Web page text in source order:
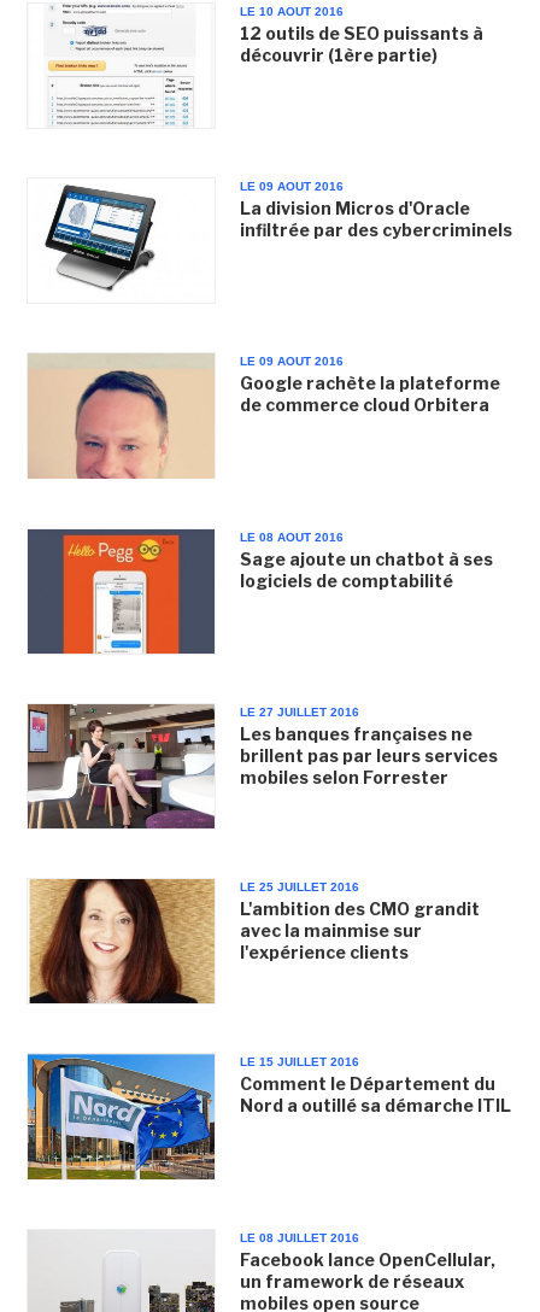
LE 10 AOUT 2016
12 outils de SEO puissants à
découvrir (1ère partie)
LE 09 AOUT 2016
La division Micros d'Oracle
infiltrée par des cybercriminels
LE 09 AOUT 2016
Google rachète la plateforme
de commerce cloud Orbitera
LE 08 AOUT 2016
Sage ajoute un chatbot à ses
logiciels de comptabilité
LE 27 JUILLET 2016
Les banques françaises ne
brillent pas par leurs services
mobiles selon Forrester
LE 25 JUILLET 2016
L'ambition des CMO grandit
avec la mainmise sur
l'expérience clients
LE 15 JUILLET 2016
Comment le Département du
Nord a outillé sa démarche ITIL
LE 08 JUILLET 2016
Facebook lance OpenCellular,
un framework de réseaux
mobiles open source